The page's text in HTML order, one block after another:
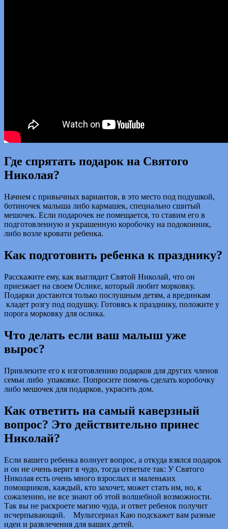
Где спрятать подарок на Святого
Николая?
Начнем с привычных вариантов, в это место под подушкой,
ботиночек малыша либо кармашек, специально сшитый
мешочек. Если подарочек не помещается, то ставим его в
подготовленную и украшенную коробочку на подоконник,
либо возле кровати ребенка.
Как подготовить ребенка к празднику?
Расскажите ему, как выглядит Святой Николай, что он
приезжает на своем Ослике, который любит морковку.
Подарки достаются только послушным детям, а врединкам
кладет розгу под подушку. Готовясь к празднику, положите у
порога морковку для ослика.
Что делать если ваш малыш уже
вырос?
Привлеките его к изготовлению подарков для других членов
семьи либо упаковке. Попросите помочь сделать коробочку
либо мешочек для подарков, украсить дом.
Как ответить на самый каверзный
вопрос? Это действительно принес
Николай?
Если вашего ребенка волнует вопрос, а откуда взялся подарок
и он не очень верит в чудо, тогда ответьте так: У Святого
Николая есть очень много взрослых и маленьких
помощников, каждый, кто захочет, может стать им, но, к
сожалению, не все знают об этой волшебной возможности.
Так вы не раскроете магию чуда, и ответ ребенок получит
исчерпывающий. Мультсериал Каю подскажет вам разные
идеи и развлечения для ваших детей.